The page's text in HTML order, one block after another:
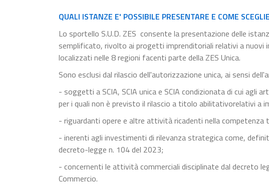
QUALI ISTANZE E' POSSIBILE PRESENTARE E COME
Lo sportello S.U.D. ZES consente la presentazione delle
semplificato, rivolto ai progetti imprenditoriali relativi a nuovi
localizzati nelle 8 regioni facenti parte della ZES Unica.
Sono esclusi dal rilascio dell'autorizzazione unica, ai sensi
- soggetti a SCIA, SCIA unica e SCIA condizionata di cui agli
per i quali non è previsto il rilascio a titolo abilitativorelativi a
- riguardanti opere e altre attività ricadenti nella competenza
- inerenti agli investimenti di rilevanza strategica come,
decreto-legge n. 104 del 2023;
- concernenti le attività commerciali disciplinate dal decreto
Commercio.